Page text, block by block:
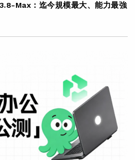
Max：迄今規模最大、能力最強